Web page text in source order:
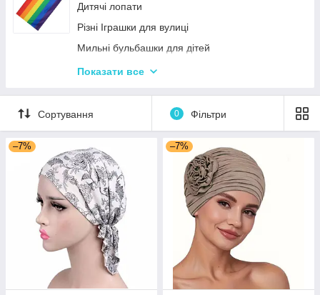
Дитячі лопати
Різні Іграшки для вулиці
Мильні бульбашки для дітей
Гойдалки для дітей
Гірки для дитячого майданчика
Зимові іграшки для вулиці
Повітряні змії
Показати все
Сортування 0 Фільтри
–7% –7%